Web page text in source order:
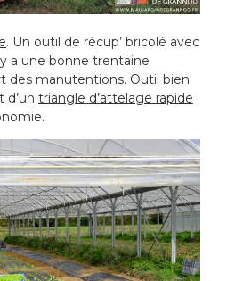
. Un outil de récup’ bricolé avec
a une bonne trentaine
des manutentions. Outil bien
d’un triangle d’attelage rapide